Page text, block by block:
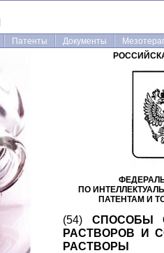
Патенты Документы
ПО
ПАТЕНТАМ И
(54) СПОСОБЫ
РАСТВОРОВ И
РАСТВОРЫ